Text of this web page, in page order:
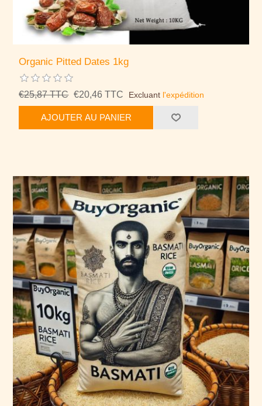
Organic Pitted Dates 1kg
€25,87 TTC €20,46 TTC Excluant l'expédition
AJOUTER AU PANIER